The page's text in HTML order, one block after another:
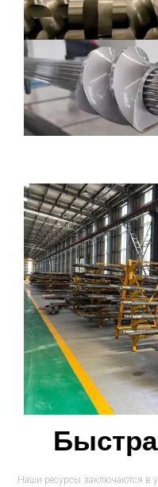
Наши ресурсы заключаются в